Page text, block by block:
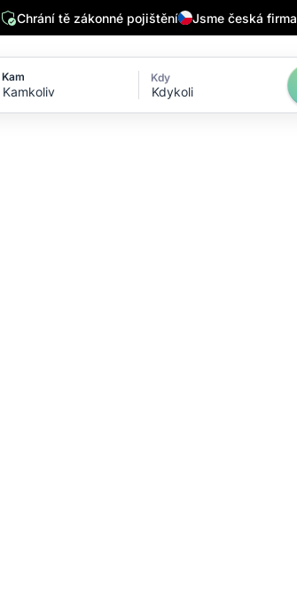
Chrání tě zákonné pojištění Jsme česká firma
Kam Kdy
Kdykoli